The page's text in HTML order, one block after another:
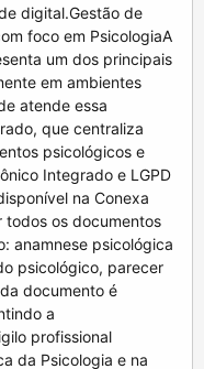
digital.Gestão de
foco em PsicologiaA
um dos principais
em ambientes
atende essa
que centraliza
psicológicos e
Integrado e LGPD
na Conexa
todos os documentos
anamnese psicológica
psicológico, parecer
documento é
a
profissional
da Psicologia e na